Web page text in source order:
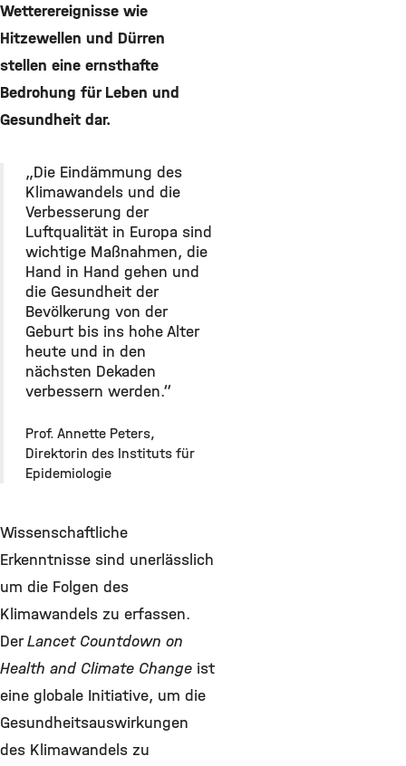
Wetterereignisse wie
Hitzewellen und Dürren
stellen eine ernsthafte
Bedrohung für Leben und
Gesundheit dar.
„Die Eindämmung des
Klimawandels und die
Verbesserung der
Luftqualität in Europa sind
wichtige Maßnahmen, die
Hand in Hand gehen und
die Gesundheit der
Bevölkerung von der
Geburt bis ins hohe Alter
heute und in den
nächsten Dekaden
verbessern werden.“
Prof. Annette Peters,
Direktorin des Instituts für
Epidemiologie
Wissenschaftliche
Erkenntnisse sind unerlässlich
um die Folgen des
Klimawandels zu erfassen.
DerLancet Countdown on
Health and Climate Change ist
eine globale Initiative, um die
Gesundheitsauswirkungen
des Klimawandels zu